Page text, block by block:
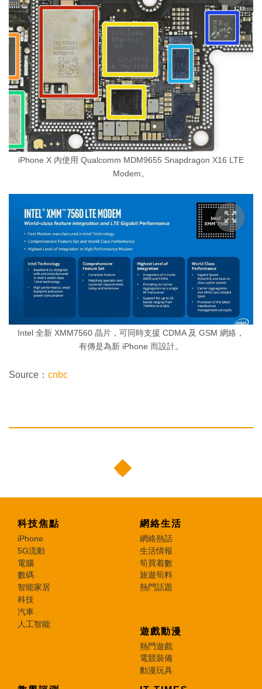
iPhone X 內使用 Qualcomm MDM9655 Snapdragon X16 LTE
Modem。
Intel 全新 XMM7560 晶片，可同時支援 CDMA 及 GSM 網絡，
有傳是為新 iPhone 而設計。
Source： cnbc
科技焦點
iPhone
5G流動
電腦
數碼
智能家居
科技
汽車
人工智能
網絡生活
網絡熱話
生活情報
筍買着數
旅遊筍料
熱門話題
遊戲動漫
熱門遊戲
電競裝備
動漫玩具